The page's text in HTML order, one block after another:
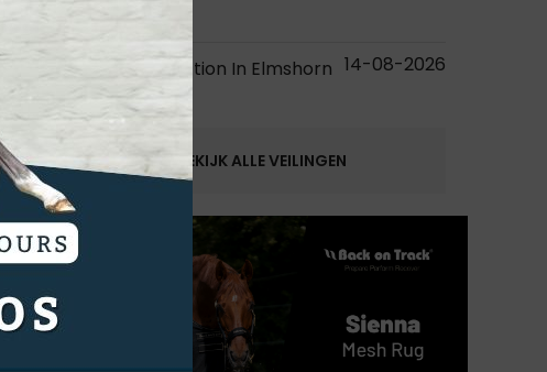
Elite Foal Auction In Elmshorn
foals
14-08-2026
BEKIJK ALLE VEILINGEN